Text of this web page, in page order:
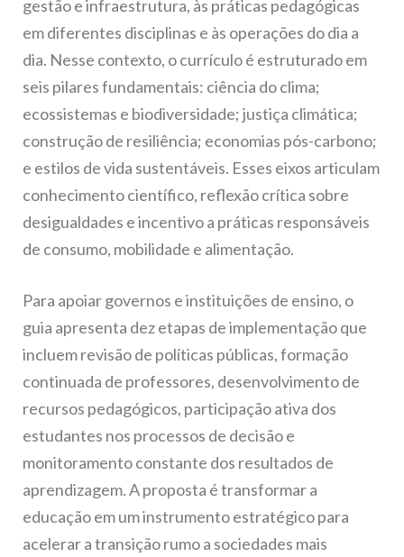
gestão e infraestrutura, às práticas pedagógicas
em diferentes disciplinas e às operações do dia a
dia. Nesse contexto, o currículo é estruturado em
seis pilares fundamentais: ciência do clima;
ecossistemas e biodiversidade; justiça climática;
construção de resiliência; economias pós-carbono;
e estilos de vida sustentáveis. Esses eixos articulam
conhecimento científico, reflexão crítica sobre
desigualdades e incentivo a práticas responsáveis
de consumo, mobilidade e alimentação.
Para apoiar governos e instituições de ensino, o
guia apresenta dez etapas de implementação que
incluem revisão de políticas públicas, formação
continuada de professores, desenvolvimento de
recursos pedagógicos, participação ativa dos
estudantes nos processos de decisão e
monitoramento constante dos resultados de
aprendizagem. A proposta é transformar a
educação em um instrumento estratégico para
acelerar a transição rumo a sociedades mais